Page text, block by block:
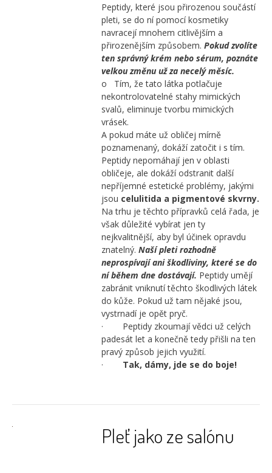
Peptidy, které jsou přirozenou součástí
pleti, se do ní pomocí kosmetiky
navracejí mnohem citlivějším a
přirozenějším způsobem. Pokud zvolíte
ten správný krém nebo sérum, poznáte
velkou změnu už za necelý měsíc.
o Tím, že tato látka potlačuje
nekontrolovatelné stahy mimických
svalů, eliminuje tvorbu mimických
vrásek.
A pokud máte už obličej mírně
poznamenaný, dokáží zatočit i s tím.
Peptidy nepomáhají jen v oblasti
obličeje, ale dokáží odstranit další
nepříjemné estetické problémy, jakými
jsou celulitida a pigmentové skvrny.
Na trhu je těchto přípravků celá řada, je
však důležité vybírat jen ty
nejkvalitnější, aby byl účinek opravdu
znatelný. Naší pleti rozhodně
neprospívají ani škodliviny, které se do
ní během dne dostávají. Peptidy umějí
zabránit vniknutí těchto škodlivých látek
do kůže. Pokud už tam nějaké jsou,
vystrnadí je opět pryč.
· Peptidy zkoumají vědci už celých
padesát let a konečně tedy přišli na ten
pravý způsob jejich využití.
· Tak, dámy, jde se do boje!
Pleť jako ze salónu